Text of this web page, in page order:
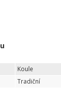
Koule
Tradiční